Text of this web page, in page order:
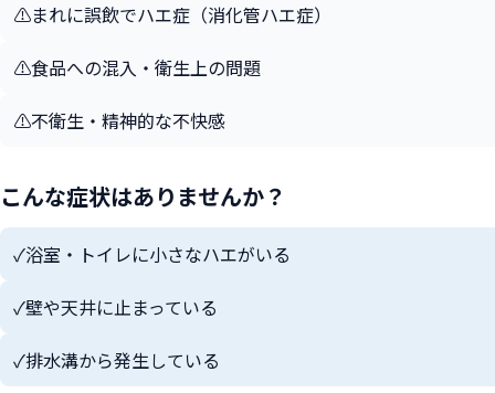
⚠️まれに誤飲でハエ症（消化管ハエ症）
⚠️食品への混入・衛生上の問題
⚠️不衛生・精神的な不快感
こんな症状はありませんか？
✓浴室・トイレに小さなハエがいる
✓壁や天井に止まっている
✓排水溝から発生している